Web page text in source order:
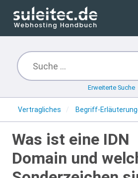
Erweiterte Suche
Vertragliches Begriff-
Was ist eine IDN
Domain und